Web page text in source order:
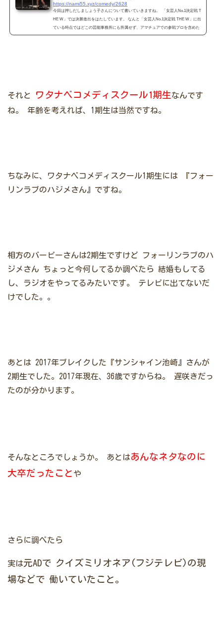
https://nami55.xyz/comedy/2628
今回は押しだしましょう子さんについて書いていきますね。 「女芸人No.1決定戦 T
HE W」では決勝進出をはたしています。 なんと「女芸人No.1決定戦 THE W」に出
ている時点ではどこの芸能事務所にも所属せず、アマチュアでの参戦プロを含めた
エントリー636組中アマチュアとして唯一、決勝戦出場の10組に入っています。 驚き
それと ワタナベコメディスクール1期生なんです
ね。
年齢を考えれば、1期生は当然ですね。
ちなみに、ワタナベコメディスクール1期生には 『フォー
リンラブのハジメさん』ですね。
相方のバービーさんは2期生ですけど フォーリンラブのハ
ジメさん ちょっと今何してるか調べたら 結婚もしてる
し、ラジオをやってるみたいです。
テレビに出てないだ
けでした。。
あとは 2017年ブレイクした『サンシャイン池崎』さんが
2期生でした。2017年現在、36歳ですからね。
遅咲きだっ
たのが分かります。
そんなところでしょうか。 あとはあんなネタなのに
大卒だったこと や
さらに調べたら
実は元ADで
クイズミリオネア(フジテレビ)の現
場などで 働いていたこと。